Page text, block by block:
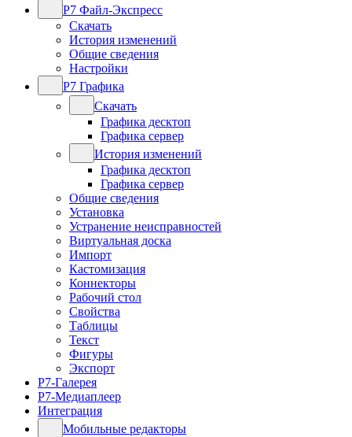
Р7 Файл-Экспресс
Скачать
История изменений
Общие сведения
Настройки
Р7 Графика
Скачать
Графика десктоп
Графика сервер
История изменений
Графика десктоп
Графика сервер
Общие сведения
Установка
Устранение неисправностей
Виртуальная доска
Импорт
Кастомизация
Коннекторы
Рабочий стол
Свойства
Таблицы
Текст
Фигуры
Экспорт
Р7-Галерея
Р7-Медиаплеер
Интеграция
Мобильные редакторы